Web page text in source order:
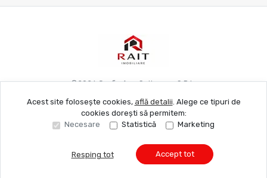
Sună acum Solicită vizionare
©2026Grafie Apo Spitya.mu S.R.L.
Site creat în
Acest site folosește cookies, află detalii. Alege ce tipuri de
cookies dorești să permitem:
Necesare
Statistică Marketing
Resping tot Accept tot